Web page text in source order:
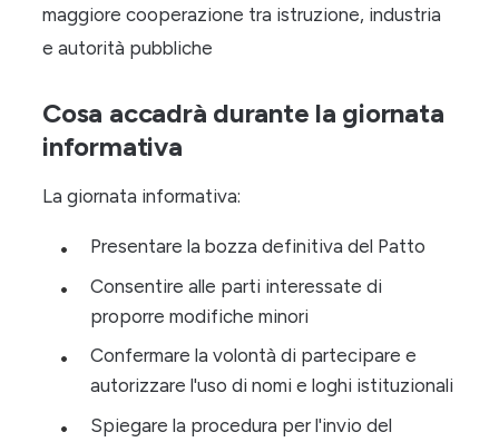
maggiore cooperazione tra istruzione, industria
e autorità pubbliche
Cosa accadrà durante la giornata
informativa
La giornata informativa:
Presentare la bozza definitiva del Patto
Consentire alle parti interessate di
proporre modifiche minori
Confermare la volontà di partecipare e
autorizzare l'uso di nomi e loghi istituzionali
Spiegare la procedura per l'invio del